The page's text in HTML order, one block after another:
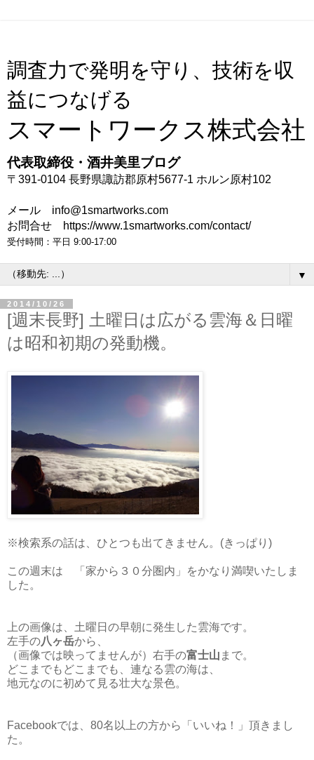
調査力で発明を守り、技術を収
益につなげる
スマートワークス株式会社
代表取締役・酒井美里ブログ
〒391-0104 長野県諏訪郡原村5677-1 ホルン原村102
メール info@1smartworks.com
お問合せ https://www.1smartworks.com/contact/
受付時間：平日 9:00-17:00
▼
2014/10/26
[週末長野] 土曜日は広がる雲海＆日曜
は昭和初期の発動機。
※検索系の話は、ひとつも出てきません。(きっぱり)
この週末は 「家から３０分圏内」をかなり満喫いたしま
した。
上の画像は、土曜日の早朝に発生した雲海です。
左手の八ヶ岳から、
（画像では映ってませんが）右手の富士山 まで。
どこまでもどこまでも、連なる雲の海は、
地元なのに初めて見る壮大な景色。
Facebookでは、80名以上の方から「いいね！」頂きまし
た。